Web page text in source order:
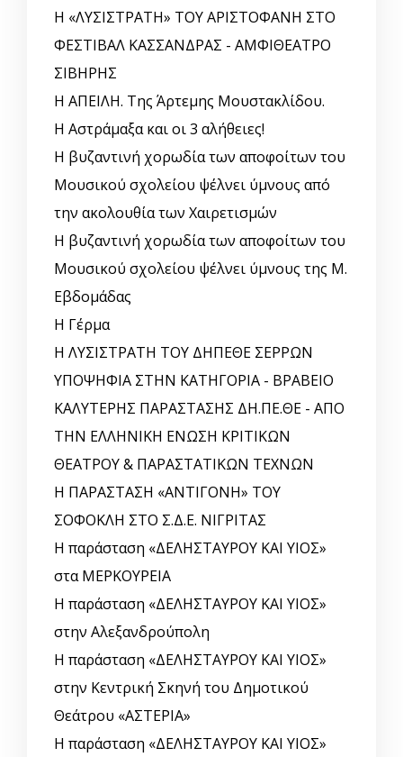
Η «ΛΥΣΙΣΤΡΑΤΗ» ΤΟΥ ΑΡΙΣΤΟΦΑΝΗ ΣΤΟ
ΦΕΣΤΙΒΑΛ ΚΑΣΣΑΝΔΡΑΣ - ΑΜΦΙΘΕΑΤΡΟ
ΣΙΒΗΡΗΣ
Η ΑΠΕΙΛΗ. Της Άρτεμης Μουστακλίδου.
Η Αστράμαξα και οι 3 αλήθειες!
Η βυζαντινή χορωδία των αποφοίτων του
Μουσικού σχολείου ψέλνει ύμνους από
την ακολουθία των Χαιρετισμών
Η βυζαντινή χορωδία των αποφοίτων του
Μουσικού σχολείου ψέλνει ύμνους της Μ.
Εβδομάδας
Η Γέρμα
Η ΛΥΣΙΣΤΡΑΤΗ ΤΟΥ ΔΗΠΕΘΕ ΣΕΡΡΩΝ
ΥΠΟΨΗΦΙΑ ΣΤΗΝ ΚΑΤΗΓΟΡΙΑ - ΒΡΑΒΕΙΟ
ΚΑΛΥΤΕΡΗΣ ΠΑΡΑΣΤΑΣΗΣ ΔΗ.ΠΕ.ΘΕ - ΑΠΟ
ΤΗΝ ΕΛΛΗΝΙΚΗ ΕΝΩΣΗ ΚΡΙΤΙΚΩΝ
ΘΕΑΤΡΟΥ & ΠΑΡΑΣΤΑΤΙΚΩΝ ΤΕΧΝΩΝ
Η ΠΑΡΑΣΤΑΣΗ «ΑΝΤΙΓΟΝΗ» ΤΟΥ
ΣΟΦΟΚΛΗ ΣΤΟ Σ.Δ.Ε. ΝΙΓΡΙΤΑΣ
Η παράσταση «ΔΕΛΗΣΤΑΥΡΟΥ ΚΑΙ ΥΙΟΣ»
στα ΜΕΡΚΟΥΡΕΙΑ
Η παράσταση «ΔΕΛΗΣΤΑΥΡΟΥ ΚΑΙ ΥΙΟΣ»
στην Αλεξανδρούπολη
Η παράσταση «ΔΕΛΗΣΤΑΥΡΟΥ ΚΑΙ ΥΙΟΣ»
στην Κεντρική Σκηνή του Δημοτικού
Θεάτρου «ΑΣΤΕΡΙΑ»
Η παράσταση «ΔΕΛΗΣΤΑΥΡΟΥ ΚΑΙ ΥΙΟΣ»